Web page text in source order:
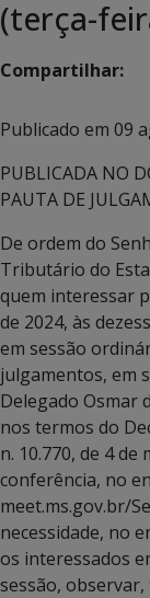
(terça-
Compartilhar:
Publicado em 09
PUBLICADA NO
PAUTA DE
De ordem do
Tributário do
quem interessar
de 2024, às
em sessão
julgamentos, em
Delegado Osmar
nos termos do
n. 10.770, de 4
conferência, no
meet.ms.gov.br/
necessidade, no
os interessados
sessão,